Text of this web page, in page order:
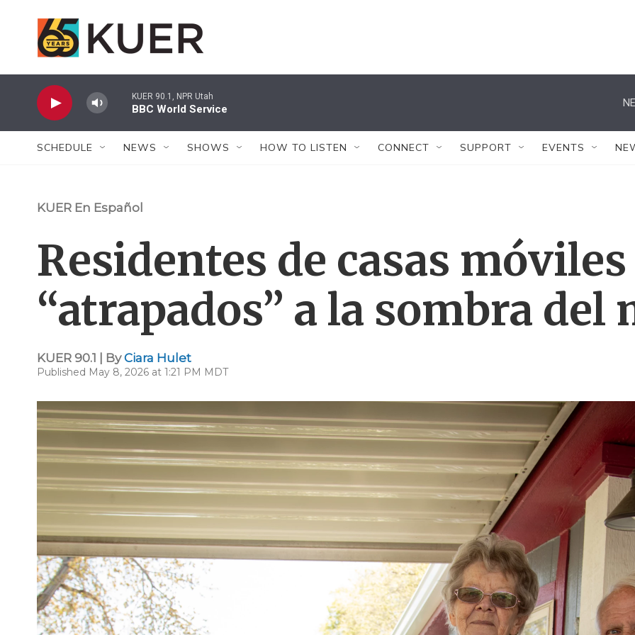
KUER 90.1, NPR Utah
BBC World Service
SCHEDULE NEWS SHOWS HOW TO LISTEN CONNECT SUPPORT EVENTS
KUER En Español
Residentes de casas
“atrapados” a la sombra del
KUER 90.1 | ByCiara Hulet
Published May 8, 2026 at 1:21 PM MDT